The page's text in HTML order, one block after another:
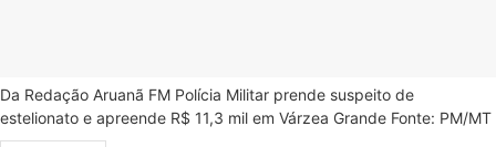
Da Redação Aruanã FM Polícia Militar prende suspeito de
estelionato e apreende R$ 11,3 mil em Várzea Grande Fonte: PM/MT